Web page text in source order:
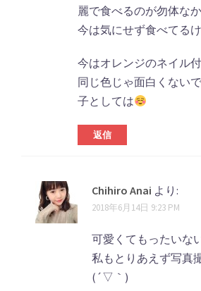
麗で食べるのが勿体な
今は気にせず食べてる
今はオレンジのネイル
同じ色じゃ面白くない
子としては
返信
Chihiro Anai より:
2018年6月14日 9:23 PM
可愛くてもったいな
私もとりあえず写真
(´▽｀)